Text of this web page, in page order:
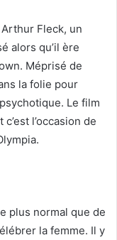
Fleck, un
alors qu’il ère
Méprisé de
la folie pour
Le film
l’occasion de
plus normal que de
la femme. Il y